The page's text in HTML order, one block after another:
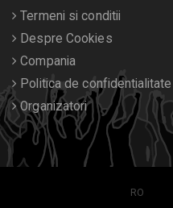
Termeni si conditii
Despre Cookies
Compania
Politica de confidentialitate
Organizatori
RO